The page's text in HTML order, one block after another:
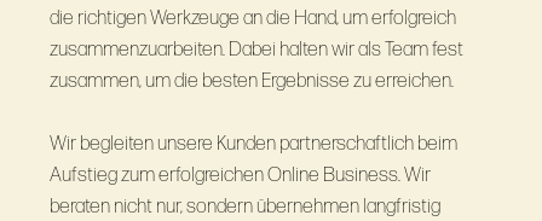
die richtigen Werkzeuge an die Hand, um erfolgreich
zusammenzuarbeiten. Dabei halten wir als Team fest
zusammen, um die besten Ergebnisse zu erreichen.
Wir begleiten unsere Kunden partnerschaftlich beim
Aufstieg zum erfolgreichen Online Business. Wir
beraten nicht nur, sondern übernehmen langfristig